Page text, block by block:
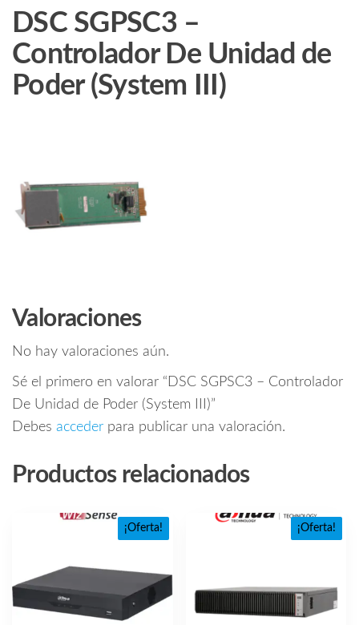
DSC SGPSC3 –
Controlador De Unidad de
Poder (System III)
Valoraciones
No hay valoraciones aún.
Sé el primero en valorar “DSC SGPSC3 – Controlador
De Unidad de Poder (System III)”
Debes acceder para publicar una valoración.
Productos relacionados
¡Oferta! ¡Oferta!